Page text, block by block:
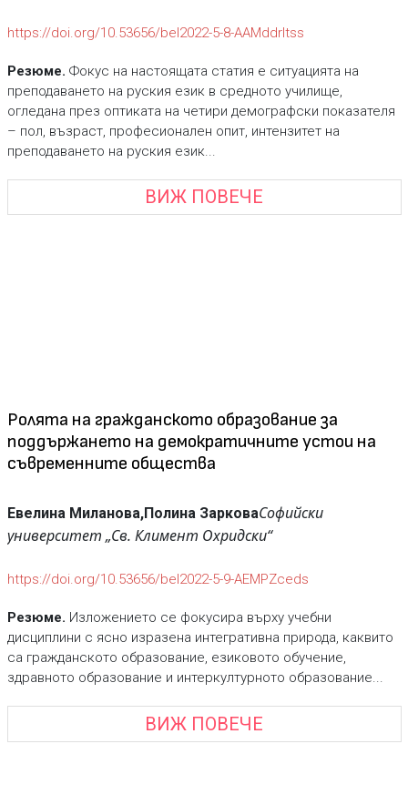
https://doi.org/10.53656/bel2022-5-8-AAMddrltss
Резюме. Фокус на настоящата статия е ситуацията на
преподаването на руския език в средното училище,
огледана през оптиката на четири демографски показателя
– пол, възраст, професионален опит, интензитет на
преподаването на руския език...
ВИЖ ПОВЕЧЕ
Ролята на гражданското образование за
поддържането на демократичните устои на
съвременните общества
Евелина Миланова,Полина ЗарковаСофийски
университет „Св. Климент Охридски“
https://doi.org/10.53656/bel2022-5-9-AEMPZceds
Резюме. Изложението се фокусира върху учебни
дисциплини с ясно изразена интегративна природа, каквито
са гражданското образование, езиковото обучение,
здравното образование и интеркултурното образование...
ВИЖ ПОВЕЧЕ